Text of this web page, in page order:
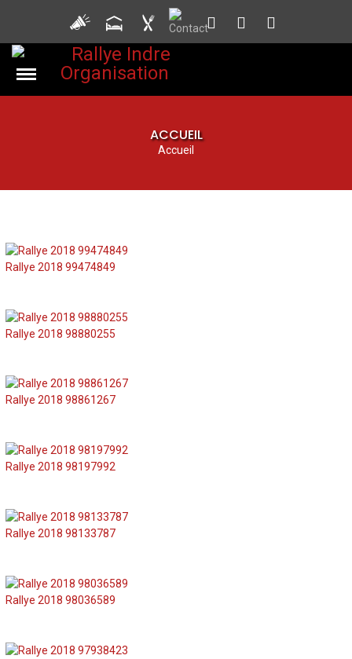
ACCUEIL
Accueil
Rallye 2018 99474849
Rallye 2018 98880255
Rallye 2018 98861267
Rallye 2018 98197992
Rallye 2018 98133787
Rallye 2018 98036589